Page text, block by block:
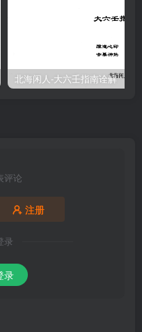
北海闲人-大六壬指南诠解
评论
注册
录
录